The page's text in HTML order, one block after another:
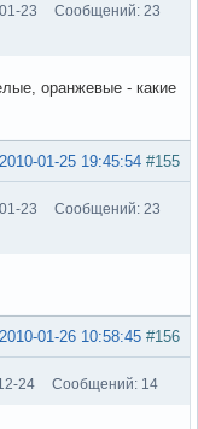
23
Сообщений: 23
оранжевые - какие
#155
2010-01-25 19:45:54
23
Сообщений: 23
#156
2010-01-26 10:58:45
24 Сообщений: 14